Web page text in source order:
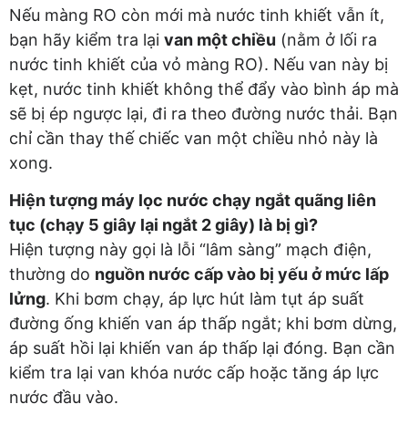
Nếu màng RO còn mới mà nước tinh khiết vẫn ít,
bạn hãy kiểm tra lại van một chiều (nằm ở lối ra
nước tinh khiết của vỏ màng RO). Nếu van này bị
kẹt, nước tinh khiết không thể đẩy vào bình áp mà
sẽ bị ép ngược lại, đi ra theo đường nước thải. Bạn
chỉ cần thay thế chiếc van một chiều nhỏ này là
xong.
Hiện tượng máy lọc nước chạy ngắt quãng liên
tục (chạy 5 giây lại ngắt 2 giây) là bị gì?
Hiện tượng này gọi là lỗi “lâm sàng” mạch điện,
thường do nguồn nước cấp vào bị yếu ở mức lấp
lửng. Khi bơm chạy, áp lực hút làm tụt áp suất
đường ống khiến van áp thấp ngắt; khi bơm dừng,
áp suất hồi lại khiến van áp thấp lại đóng. Bạn cần
kiểm tra lại van khóa nước cấp hoặc tăng áp lực
nước đầu vào.